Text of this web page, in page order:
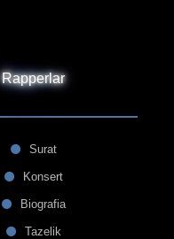
Rapperlar
Surat
Konsert
Biografia
Tazelik